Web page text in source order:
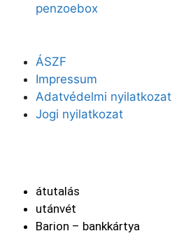
penzoebox
ÁSZF
Impressum
Adatvédelmi nyilatkozat
Jogi nyilatkozat
átutalás
utánvét
Barion – bankkártya